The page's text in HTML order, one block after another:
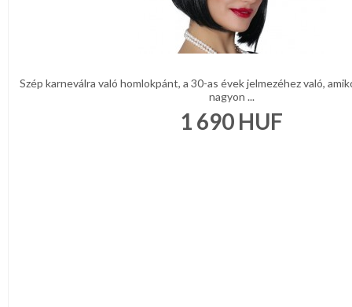
Szép karneválra való homlokpánt, a 30-as évek jelmezéhez való,
nagyon ...
1 690 HUF